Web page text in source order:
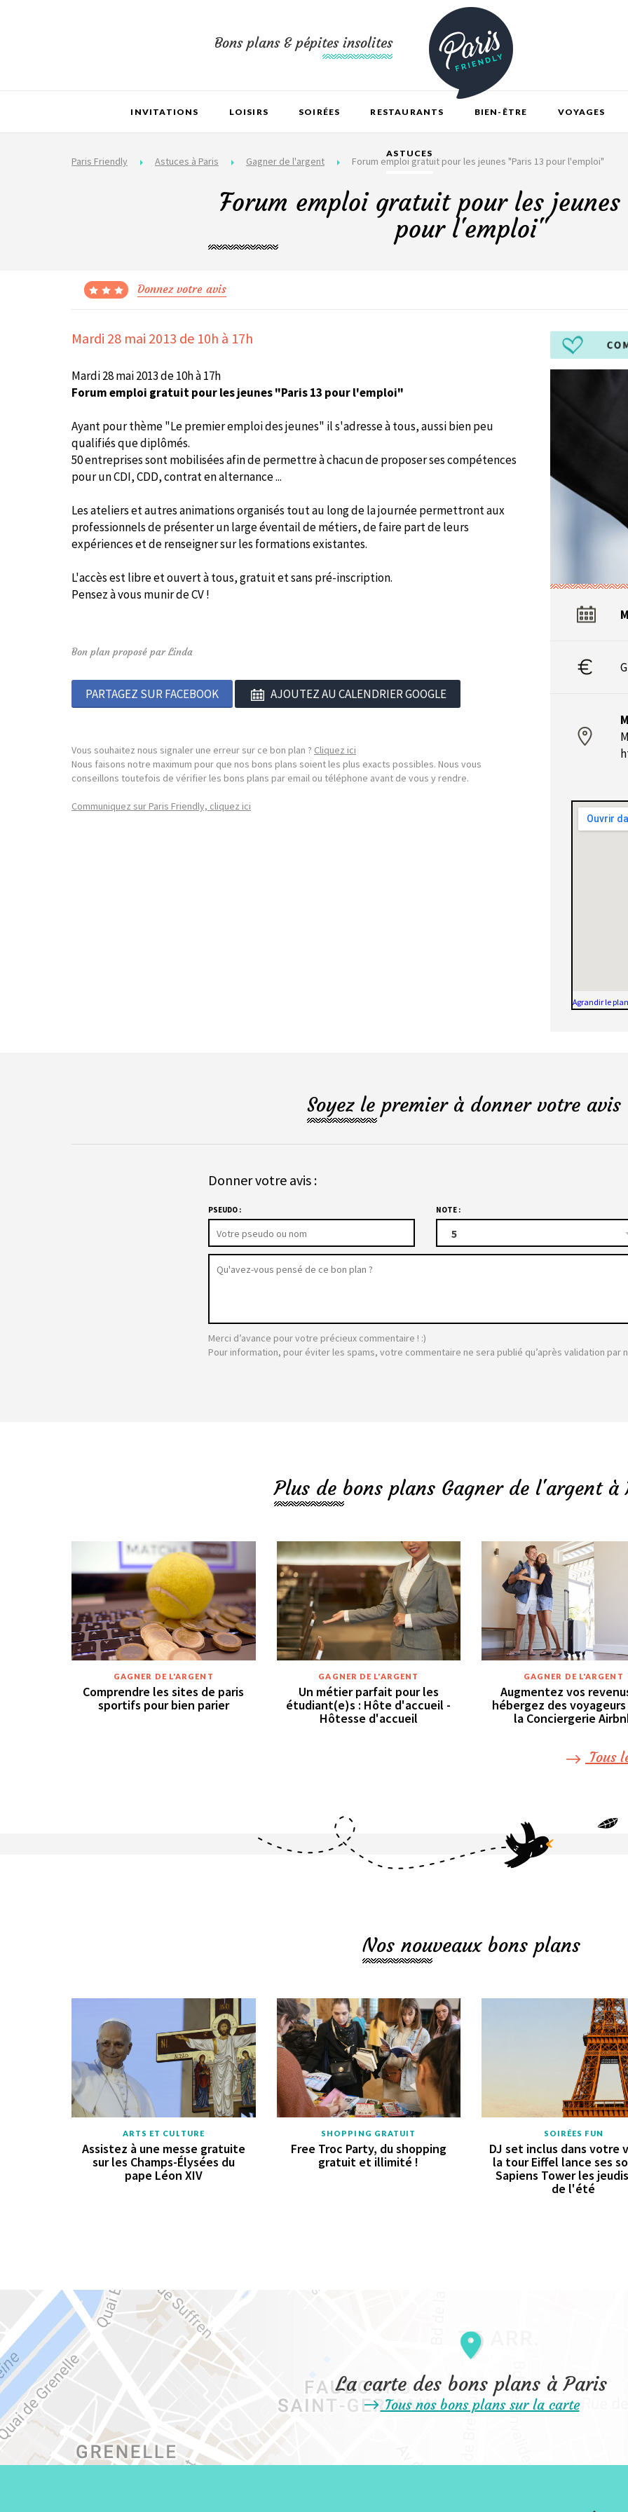
Bons plans & pépites insolites
INVITATIONS LOISIRS SOIRÉES RESTAURANTS BIEN-ÊTRE VOYAGES
ASTUCES
Paris Friendly Astuces à Paris Gagner de l'argent Forum emploi gratuit pour les jeunes "Paris 13 pour l'emploi"
Forum emploi gratuit pour les jeunes
pour l'emploi"
Donnez votre avis
Mardi 28 mai 2013 de 10h à 17h
Mardi 28 mai 2013 de 10h à 17h
Forum emploi gratuit pour les jeunes "Paris 13 pour l'emploi"
Ayant pour thème "Le premier emploi des jeunes" il s'adresse à tous, aussi bien peu
qualifiés que diplômés.
50 entreprises sont mobilisées afin de permettre à chacun de proposer ses compétences
pour un CDI, CDD, contrat en alternance ...
Les ateliers et autres animations organisés tout au long de la journée permettront aux
professionnels de présenter un large éventail de métiers, de faire part de leurs
expériences et de renseigner sur les formations existantes.
L'accès est libre et ouvert à tous, gratuit et sans pré-inscription.
Pensez à vous munir de CV !
Bon plan proposé par Linda
PARTAGEZ SUR FACEBOOK AJOUTEZ AU CALENDRIER GOOGLE
Vous souhaitez nous signaler une erreur sur ce bon plan ? Cliquez ici
Nous faisons notre maximum pour que nos bons plans soient les plus exacts possibles. Nous vous
conseillons toutefois de vérifier les bons plans par email ou téléphone avant de vous y rendre.
Communiquez sur Paris Friendly, cliquez ici
Agrandir le plan
Soyez le premier à donner votre
Donner votre avis :
PSEUDO : NOTE :
5
Merci d’avance pour votre précieux commentaire ! :)
Pour information, pour éviter les spams, votre commentaire ne sera publié qu’après validation par
Plus de bons plans Gagner de l'argent à
GAGNER DE L'ARGENT
Comprendre les sites de paris
sportifs pour bien parier
GAGNER DE L'ARGENT
Un métier parfait pour les
étudiant(e)s : Hôte d'accueil -
Hôtesse d'accueil
GAGNER DE L'ARGENT
Augmentez vos
hébergez des
la Conciergerie
Tous
Nos nouveaux bons plans
ARTS ET CULTURE
Assistez à une messe gratuite
sur les Champs-Élysées du
pape Léon XIV
SHOPPING GRATUIT
Free Troc Party, du shopping
gratuit et illimité !
SOIRÉES FUN
DJ set inclus dans votre
la tour Eiffel lance ses
Sapiens Tower les
de l'été
La carte des bons plans à Paris
Tous nos bons plans sur la carte